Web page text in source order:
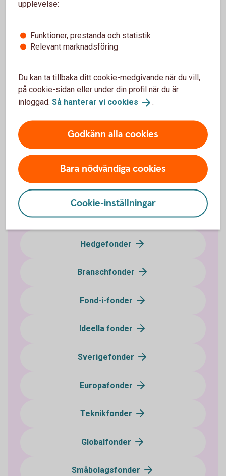
Fondtyper - lär dig mer om olika typer av
Fondtyper
Aktivt förvaltade fonder
Indexfonder och indexnära fonder
Aktiefonder
Blandfonder
Hedgefonder
Branschfonder
Fond-i-fonder
Ideella fonder
Sverigefonder
Europafonder
Teknikfonder
Globalfonder
Småbolagsfonder
upplevelse:
Funktioner, prestanda och statistik
Relevant marknadsföring
Du kan ta tillbaka ditt cookie-medgivande när du vill,
på cookie-sidan eller under din profil när du är
inloggad. Så hanterar vi cookies .
Godkänn alla cookies
Bara nödvändiga cookies
Cookie-inställningar